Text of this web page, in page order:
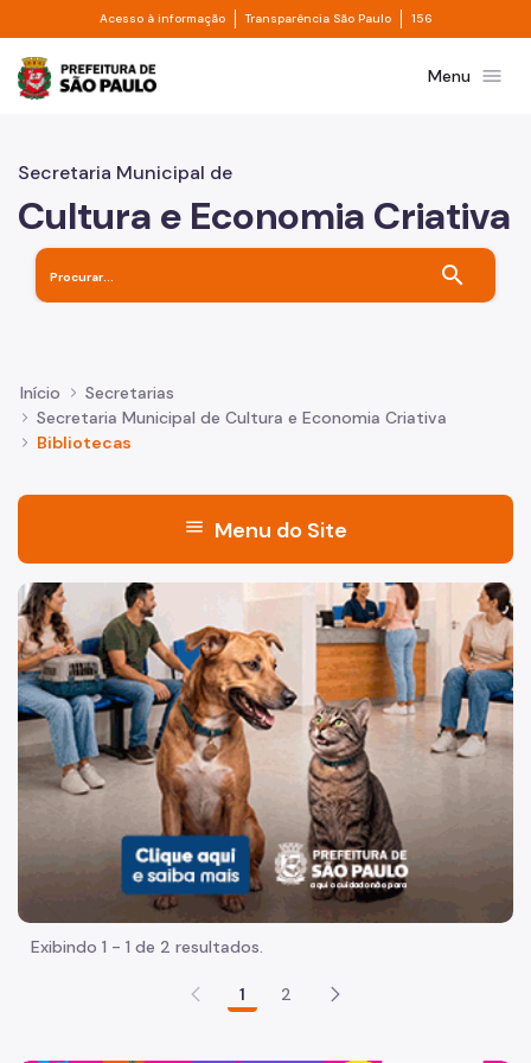
Pular para o Conteúdo principal
Acesso à informação Divisor de acesso à informação
Transparência São Paulo Divisor de
156
Prefeitura de São PauloMenu menu
Secretaria Municipal de
Cultura e Economia Criativa
search
Início
Secretarias
Secretaria Municipal de Cultura e Economia Criativa
Bibliotecas
menu Menu do Site
Sistema Municipal de Bibliotecas
Quem Somos
Quadro de Serviços - Portal SP156
Histórico
Notícias
Programação Biblioteca Viva
Programação Local
Acesse a BiblioSP Digital
Imagem de um cachorro caramelo e uma gata rajada,
Exibindo 1 - 1 de 2 resultados.
1 2